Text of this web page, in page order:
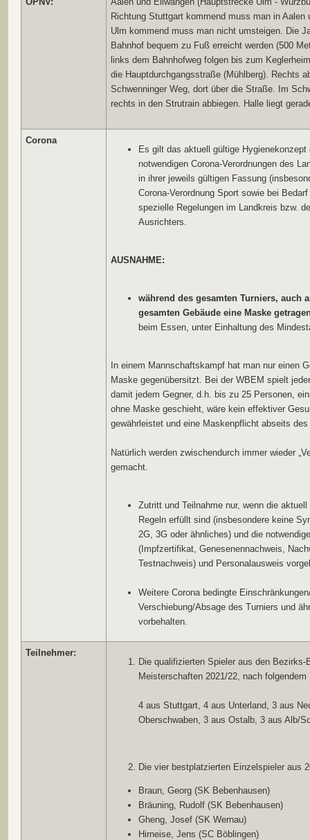
Richtung Stuttgart kommend muss man in Aalen
Ulm kommend muss man nicht umsteigen. Die
Bahnhof bequem zu Fuß erreicht werden (500
links dem Bahnhofweg folgen bis zum
die Hauptdurchgangsstraße (Mühlberg). Rechts
Schwenninger Weg, dort über die Straße. Im
rechts in den Strutrain abbiegen. Halle liegt
Corona
Es gilt das aktuell gültige
notwendigen Corona-Verordnungen des
in ihrer jeweils gültigen Fassung
Corona-Verordnung Sport sowie bei
spezielle Regelungen im Landkreis bzw.
Ausrichters.
AUSNAHME:
während des gesamten Turniers, auch
gesamten Gebäude eine Maske
beim Essen, unter Einhaltung des
In einem Mannschaftskampf hat man nur einen
Maske gegenübersitzt. Bei der WBEM spielt
damit jedem Gegner, d.h. bis zu 25 Personen,
ohne Maske geschieht, wäre kein effektiver
gewährleistet und eine Maskenpflicht abseits
Natürlich werden zwischendurch immer wieder
gemacht.
Zutritt und Teilnahme nur, wenn die
Regeln erfüllt sind (insbesondere keine
2G, 3G oder ähnliches) und die
(Impfzertifikat, Genesenennachweis,
Testnachweis) und Personalausweis
Weitere Corona bedingte
Verschiebung/Absage des Turniers und
vorbehalten.
Teilnehmer:
Die qualifizierten Spieler aus den Bezirks-
Meisterschaften 2021/22, nach
4 aus Stuttgart, 4 aus Unterland, 3 aus
Oberschwaben, 3 aus Ostalb, 3 aus Alb/
Die vier bestplatzierten Einzelspieler aus
Braun, Georg (SK Bebenhausen)
Bräuning, Rudolf (SK Bebenhausen)
Gheng, Josef (SK Wernau)
Hirneise, Jens (SC Böblingen)